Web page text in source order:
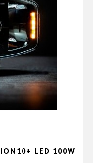
LED 100W